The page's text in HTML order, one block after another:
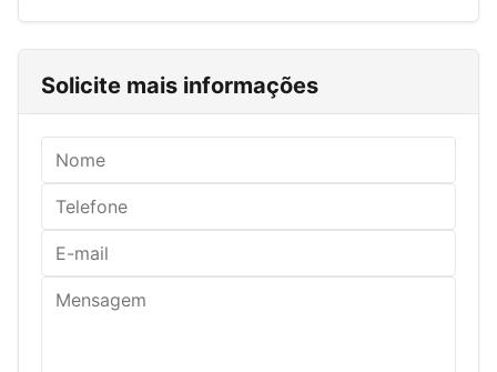
Solicite mais informações